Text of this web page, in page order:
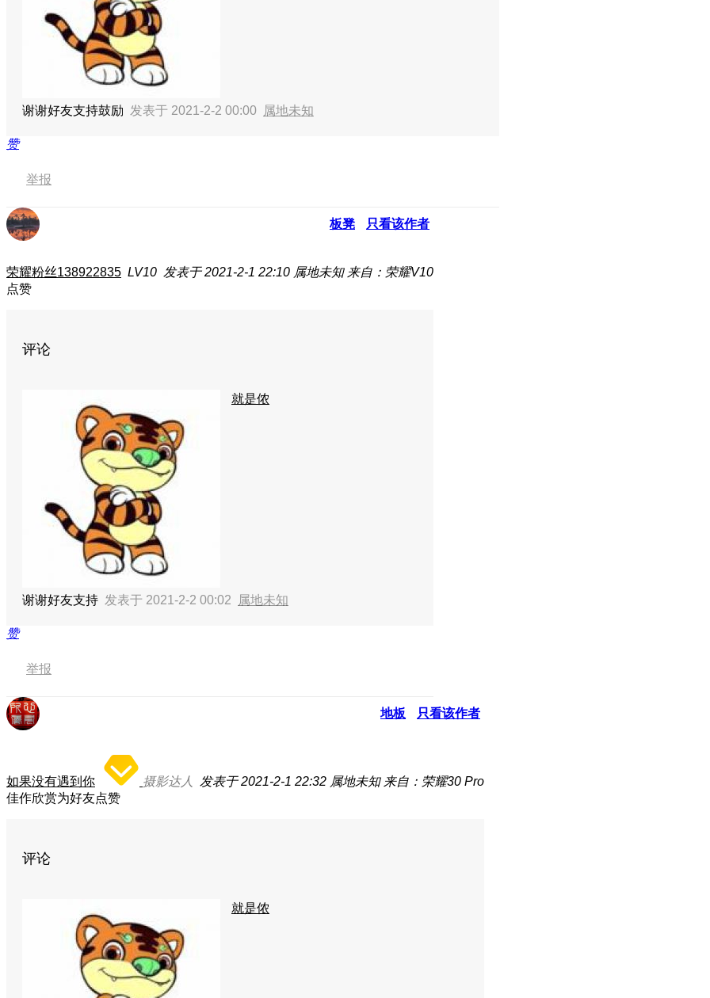
谢谢好友支持鼓励 发表于 2021-2-2 00:00 属地未知
赞
举报
板凳 只看该作者
荣耀粉丝138922835 LV10 发表于 2021-2-1 22:10 属地未知 来自：荣耀V10
点赞
评论
就是侬
谢谢好友支持 发表于 2021-2-2 00:02 属地未知
赞
举报
地板 只看该作者
如果没有遇到你 摄影达人 发表于 2021-2-1 22:32 属地未知 来自：荣耀30 Pro
佳作欣赏为好友点赞
评论
就是侬